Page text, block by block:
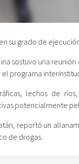
su grado de
sostuvo una
programa
lechos de
potencialmente
reportó un
de drogas.